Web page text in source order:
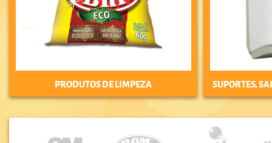
PRODUTOS DE LIMPEZA SUPORTES,